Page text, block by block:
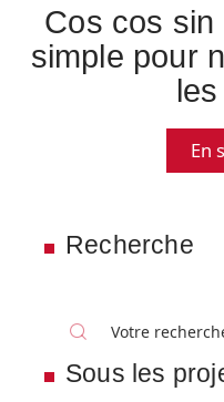
Cos cos sin
simple pour
En
Recherche
Sous les